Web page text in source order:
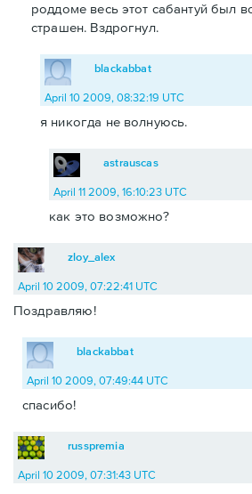
роддоме весь этот сабантуй был
страшен. Вздрогнул.
blackabbat
April 10 2009, 08:32:19 UTC
я никогда не волнуюсь.
astrauscas
April 11 2009, 16:10:23 UTC
как это возможно?
zloy_alex
April 10 2009, 07:22:41 UTC
Поздравляю!
blackabbat
April 10 2009, 07:49:44 UTC
спасибо!
russpremia
April 10 2009, 07:31:43 UTC